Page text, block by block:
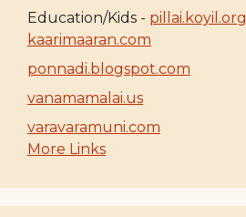
Education/Kids - pillai.koyil.org
kaarimaaran.com
ponnadi.blogspot.com
vanamamalai.us
varavaramuni.com
More Links